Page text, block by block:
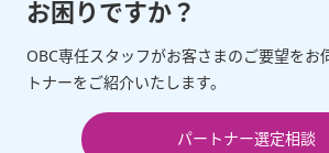
お困りですか？
OBC専任スタッフがお客さまのご要望をお
トナーをご紹介いたします。
パートナー選定相談